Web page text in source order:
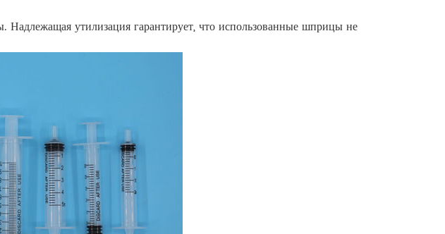
утилизация гарантирует, что использованные шприцы не